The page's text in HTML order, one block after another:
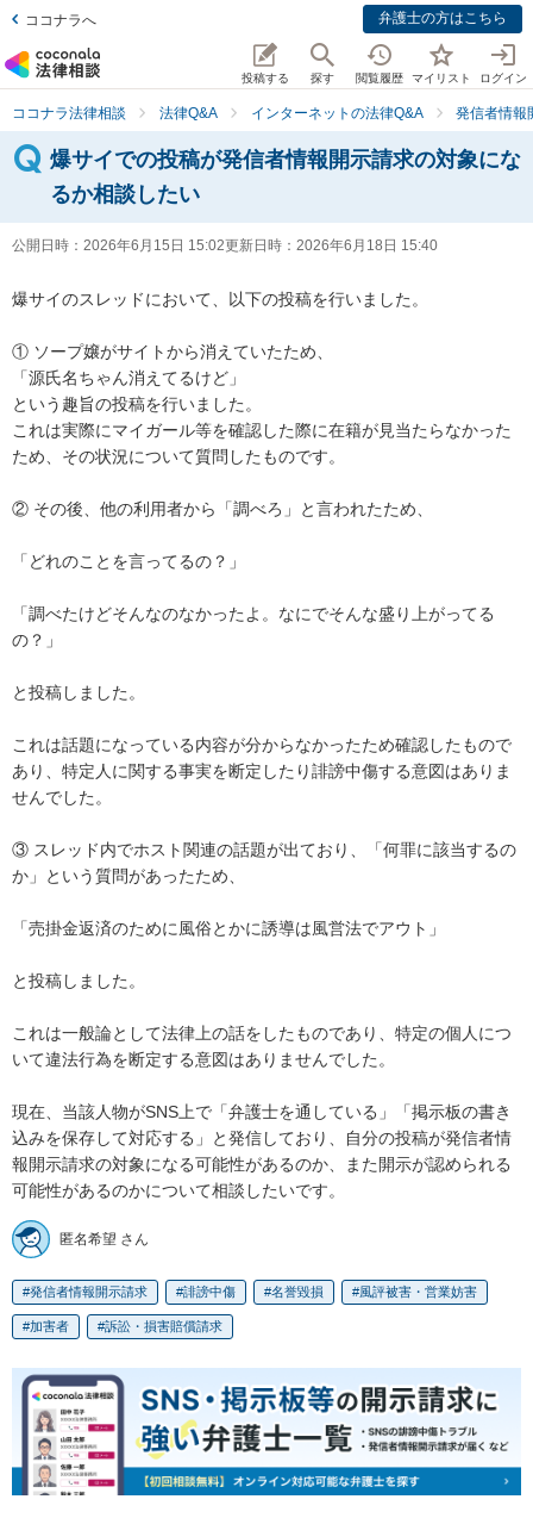
ココナラへ 弁護士の方はこちら
投稿する 探す 閲覧履歴 マイリスト ログイン
ココナラ法律相談 法律Q&A インターネットの法律Q&A 発信者情報
爆サイでの投稿が発信者情報開示請求の対象にな
るか相談したい
公開日時： 2026年6月15日 15:02更新日時： 2026年6月18日 15:40
爆サイのスレッドにおいて、以下の投稿を行いました。
① ソープ嬢がサイトから消えていたため、
「源氏名ちゃん消えてるけど」
という趣旨の投稿を行いました。
これは実際にマイガール等を確認した際に在籍が見当たらなかった
ため、その状況について質問したものです。
② その後、他の利用者から「調べろ」と言われたため、
「どれのことを言ってるの？」
「調べたけどそんなのなかったよ。なにでそんな盛り上がってる
の？」
と投稿しました。
これは話題になっている内容が分からなかったため確認したもので
あり、特定人に関する事実を断定したり誹謗中傷する意図はありま
せんでした。
③ スレッド内でホスト関連の話題が出ており、「何罪に該当するの
か」という質問があったため、
「売掛金返済のために風俗とかに誘導は風営法でアウト」
と投稿しました。
これは一般論として法律上の話をしたものであり、特定の個人につ
いて違法行為を断定する意図はありませんでした。
現在、当該人物がSNS上で「弁護士を通している」「掲示板の書き
込みを保存して対応する」と発信しており、自分の投稿が発信者情
報開示請求の対象になる可能性があるのか、また開示が認められる
可能性があるのかについて相談したいです。
匿名希望 さん
発信者情報開示請求 誹謗中傷 名誉毀損 風評被害・営業妨害
加害者 訴訟・損害賠償請求